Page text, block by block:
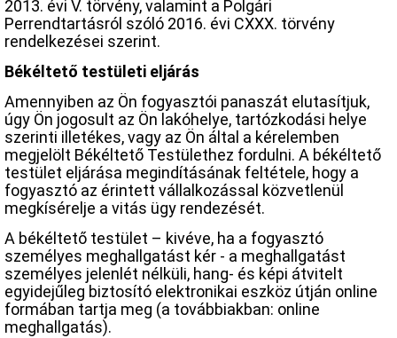
2013. évi V. törvény, valamint a Polgári
Perrendtartásról szóló 2016. évi CXXX. törvény
rendelkezései szerint.
Békéltető testületi eljárás
Amennyiben az Ön fogyasztói panaszát elutasítjuk,
úgy Ön jogosult az Ön lakóhelye, tartózkodási helye
szerinti illetékes, vagy az Ön által a kérelemben
megjelölt Békéltető Testülethez fordulni. A békéltető
testület eljárása megindításának feltétele, hogy a
fogyasztó az érintett vállalkozással közvetlenül
megkísérelje a vitás ügy rendezését.
A békéltető testület – kivéve, ha a fogyasztó
személyes meghallgatást kér - a meghallgatást
személyes jelenlét nélküli, hang- és képi átvitelt
egyidejűleg biztosító elektronikai eszköz útján online
formában tartja meg (a továbbiakban: online
meghallgatás).